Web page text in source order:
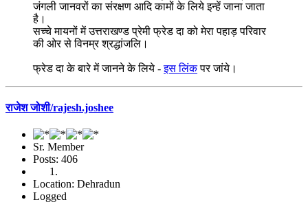
जंगली जानवरों का संरक्षण आदि कामों के लिये इन्हें जाना जाता
है।
सच्चे मायनों में उत्तराखण्ड प्रेमी फ्रेड दा को मेरा पहाड़ परिवार
की ओर से विनम्र श्रद्धांजलि।
फ्रेड दा के बारे में जानने के लिये -इस लिंकपर जांये।
राजेश जोशी/rajesh.joshee
Sr. Member
Posts: 406
Location: Dehradun
Logged